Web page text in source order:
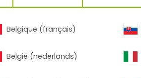
die
Belgique (français)
België (nederlands)